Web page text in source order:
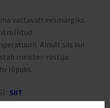
vastavalt eesmärgiks
Ainult siis kui
meister-röstija
lõpuks.
: SIIT